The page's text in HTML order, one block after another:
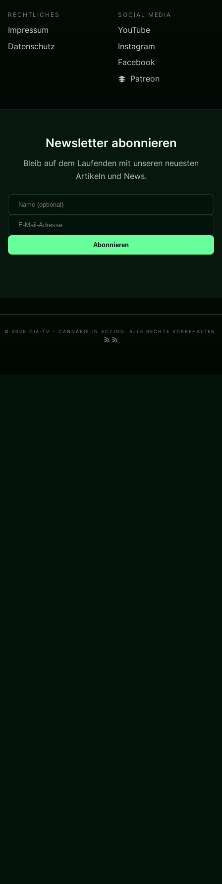
RECHTLICHES
Impressum
Datenschutz
SOCIAL MEDIA
YouTube
Instagram
Facebook
Patreon
Newsletter abonnieren
Bleib auf dem Laufenden mit unseren neuesten
Artikeln und News.
Abonnieren
© 2026 CIA-TV – CANNABIS IN ACTION. ALLE RECHTE VORBEHALTEN.